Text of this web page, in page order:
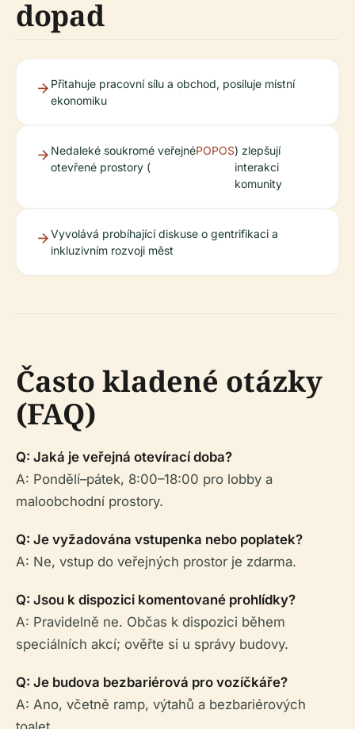
dopad
Přitahuje pracovní sílu a obchod, posiluje místní
ekonomiku
Nedaleké soukromé veřejné
otevřené prostory (
POPOS) zlepšují
interakci
komunity
Vyvolává probíhající diskuse o gentrifikaci a
inkluzivním rozvoji měst
Často kladené otázky
(FAQ)
Q: Jaká je veřejná otevírací doba?
A: Pondělí–pátek, 8:00–18:00 pro lobby a
maloobchodní prostory.
Q: Je vyžadována vstupenka nebo poplatek?
A: Ne, vstup do veřejných prostor je zdarma.
Q: Jsou k dispozici komentované prohlídky?
A: Pravidelně ne. Občas k dispozici během
speciálních akcí; ověřte si u správy budovy.
Q: Je budova bezbariérová pro vozíčkáře?
A: Ano, včetně ramp, výtahů a bezbariérových